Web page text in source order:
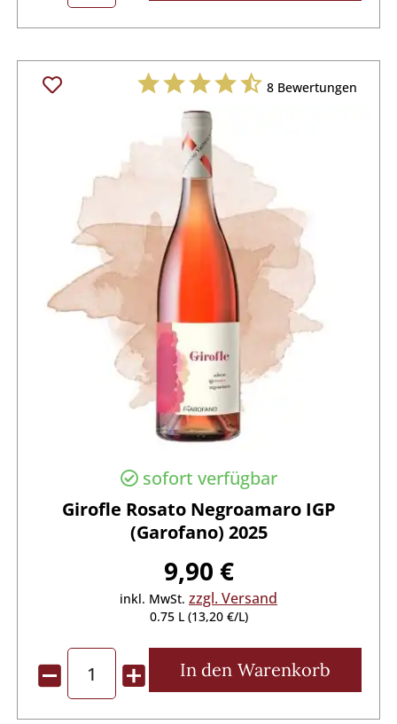
8Bewertungen
sofort verfügbar
Girofle Rosato Negroamaro IGP
(Garofano) 2025
9,90 €
inkl. MwSt. zzgl. Versand
0.75 L (13,20 €/L)
In den Warenkorb